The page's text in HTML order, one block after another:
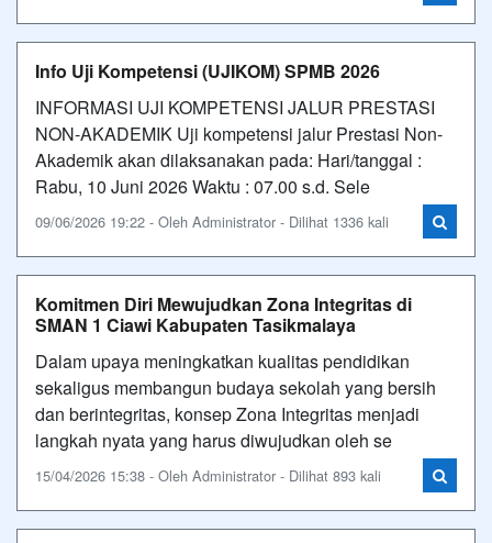
Info Uji Kompetensi (UJIKOM) SPMB 2026
INFORMASI UJI KOMPETENSI JALUR PRESTASI
NON-AKADEMIK Uji kompetensi jalur Prestasi Non-
Akademik akan dilaksanakan pada: Hari/tanggal :
Rabu, 10 Juni 2026 Waktu : 07.00 s.d. Sele
09/06/2026 19:22 - Oleh Administrator - Dilihat 1336 kali
Komitmen Diri Mewujudkan Zona Integritas di
SMAN 1 Ciawi Kabupaten Tasikmalaya
Dalam upaya meningkatkan kualitas pendidikan
sekaligus membangun budaya sekolah yang bersih
dan berintegritas, konsep Zona Integritas menjadi
langkah nyata yang harus diwujudkan oleh se
15/04/2026 15:38 - Oleh Administrator - Dilihat 893 kali